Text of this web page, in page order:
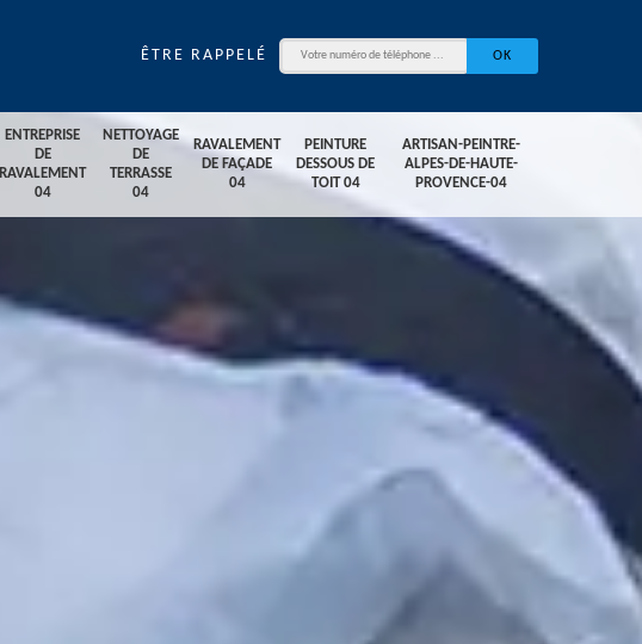
ÊTRE RAPPELÉ
ENTREPRISE
DE
RAVALEMENT
04
NETTOYAGE
DE
TERRASSE
04
RAVALEMENT
DE FAÇADE
04
PEINTURE
DESSOUS DE
TOIT 04
ARTISAN-PEINTRE-
ALPES-DE-HAUTE-
PROVENCE-04